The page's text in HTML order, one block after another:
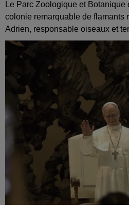
Le Parc Zoologique et Botanique
colonie remarquable de flamants
Adrien, responsable oiseaux et